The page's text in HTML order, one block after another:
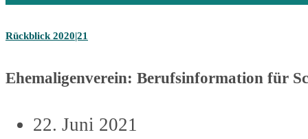
Rückblick 2020|21
Ehemaligenverein: Berufsinformation für
22. Juni 2021